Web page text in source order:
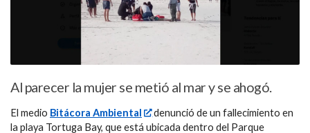
Al parecer la mujer se metió al mar y se ahogó.
El medio Bitácora Ambiental
denunció de un fallecimiento en
la playa Tortuga Bay, que está ubicada dentro del Parque